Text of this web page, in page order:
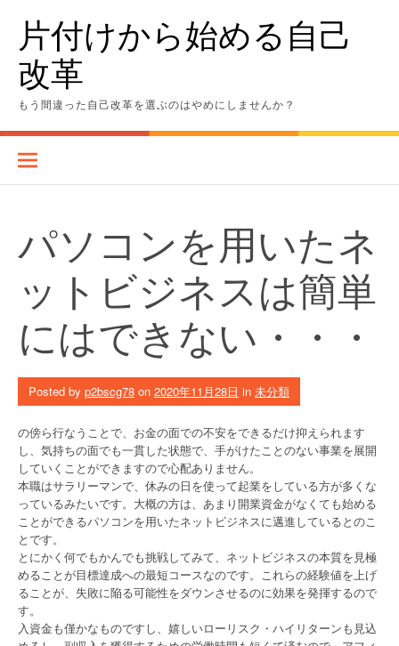
content片付けから始める自己
改革
もう間違った自己改革を選ぶのはやめにしませんか？
パソコンを用いたネ
ットビジネスは簡単
にはできない・・・
Posted by p2bscg78 on 2020年11月28日 in 未分類
の傍ら行なうことで、お金の面での不安をできるだけ抑えられます
し、気持ちの面でも一貫した状態で、手がけたことのない事業を展開
していくことができますので心配ありません。
本職はサラリーマンで、休みの日を使って起業をしている方が多くな
っているみたいです。大概の方は、あまり開業資金がなくても始める
ことができるパソコンを用いたネットビジネスに邁進しているとのこ
とです。
とにかく何でもかんでも挑戦してみて、ネットビジネスの本質を見極
めることが目標達成への最短コースなのです。これらの経験値を上げ
ることが、失敗に陥る可能性をダウンさせるのに効果を発揮するので
す。
入資金も僅かなものですし、嬉しいローリスク・ハイリターンも見込